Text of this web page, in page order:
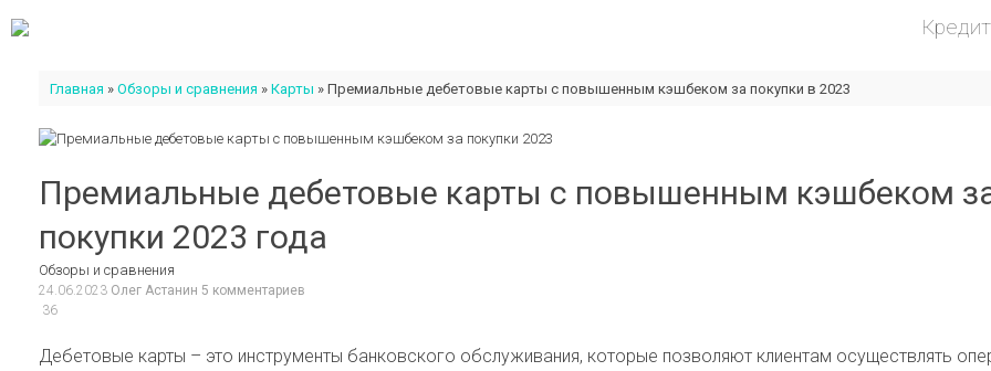
Главная » Обзоры и сравнения » Карты » Премиальные дебетовые карты с повышенным кэшбеком за покупки в 2023
Премиальные дебетовые карты с повышенным кэшбеком
покупки 2023 года
Обзоры и сравнения
24.06.2023 Олег Астанин 5 комментариев
36
Дебетовые карты – это инструменты банковского обслуживания, которые позволяют клиентам осуществлять